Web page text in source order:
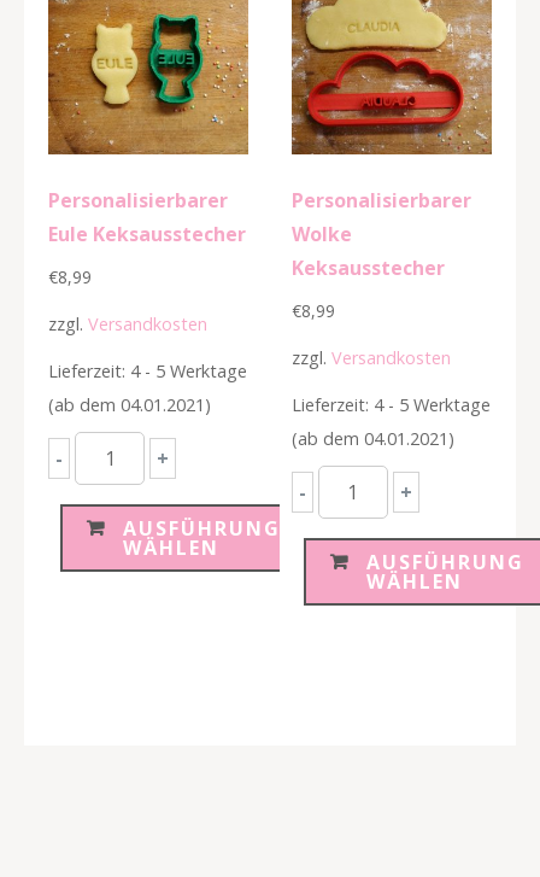
Personalisierbarer
Eule Keksausstecher
€8,99
zzgl. Versandkosten
Lieferzeit: 4 - 5 Werktage
(ab dem 04.01.2021)
-
Personalisierbarer
Eule
Keksausstecher
Menge
+
AUSFÜHRUNG
WÄHLEN
Personalisierbarer
Wolke
Keksausstecher
€8,99
zzgl. Versandkosten
Lieferzeit: 4 - 5 Werktage
(ab dem 04.01.2021)
-
Personalisierbarer
Wolke
Keksausstecher
Menge
+
AUSFÜHRUNG
WÄHLEN